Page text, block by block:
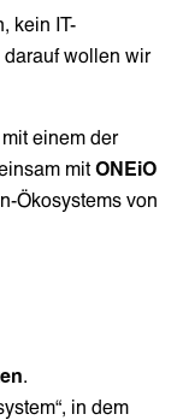
kein IT-
wollen wir
mit einem der
mit ONEiO
Ökosystems von
.
in dem